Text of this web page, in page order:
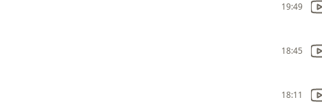
19:49
18:45
18:11